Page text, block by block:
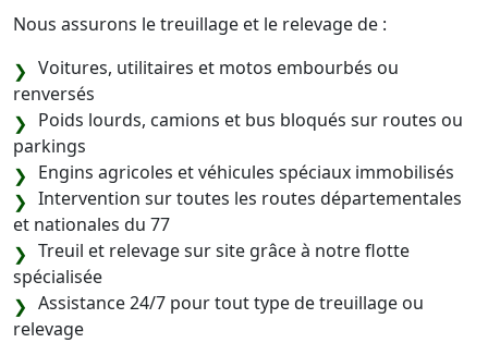
Nous assurons le treuillage et le relevage de :
Voitures, utilitaires et motos embourbés ou
renversés
Poids lourds, camions et bus bloqués sur routes ou
parkings
Engins agricoles et véhicules spéciaux immobilisés
Intervention sur toutes les routes départementales
et nationales du 77
Treuil et relevage sur site grâce à notre flotte
spécialisée
Assistance 24/7 pour tout type de treuillage ou
relevage